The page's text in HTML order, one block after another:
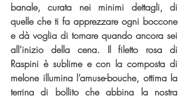
banale, curata nei minimi dettagli, di
quelle che ti fa apprezzare ogni boccone
e dà voglia di tornare quando ancora sei
all’inizio della cena. Il filetto rosa di
Raspini è sublime e con la composta di
melone illumina l’amuse-bouche, ottima la
terrina di bollito che abbina la nostra